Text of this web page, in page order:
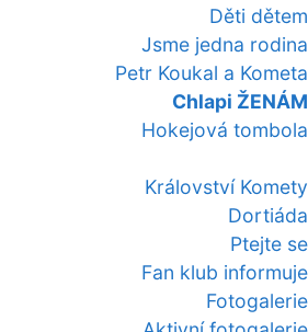
Děti dětem
Jsme jedna rodina
Petr Koukal a Kometa
Chlapi ŽENÁM
Hokejová tombola
Království Komety
Dortiáda
Ptejte se
Fan klub informuje
Fotogalerie